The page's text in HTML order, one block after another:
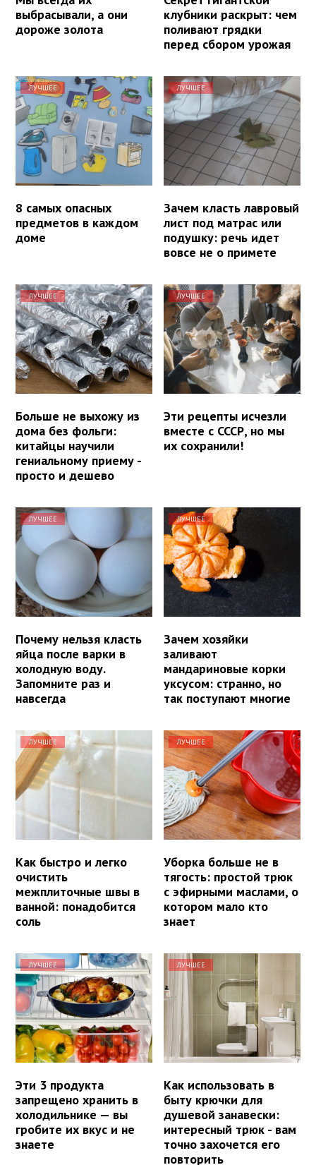
выбрасывали, а они
дороже золота
клубники раскрыт: чем
поливают грядки
перед сбором урожая
ЛУЧШЕЕ
8 самых опасных
предметов в каждом
доме
ЛУЧШЕЕ
Зачем класть лавровый
лист под матрас или
подушку: речь идет
вовсе не о примете
ЛУЧШЕЕ
Больше не выхожу из
дома без фольги:
китайцы научили
гениальному приему -
просто и дешево
ЛУЧШЕЕ
Эти рецепты исчезли
вместе с СССР, но мы
их сохранили!
ЛУЧШЕЕ
Почему нельзя класть
яйца после варки в
холодную воду.
Запомните раз и
навсегда
ЛУЧШЕЕ
Зачем хозяйки
заливают
мандариновые корки
уксусом: странно, но
так поступают многие
ЛУЧШЕЕ
Как быстро и легко
очистить
межплиточные швы в
ванной: понадобится
соль
ЛУЧШЕЕ
Уборка больше не в
тягость: простой трюк
с эфирными маслами, о
котором мало кто
знает
ЛУЧШЕЕ
Эти 3 продукта
запрещено хранить в
холодильнике — вы
гробите их вкус и не
знаете
ЛУЧШЕЕ
Как использовать в
быту крючки для
душевой занавески:
интересный трюк - вам
точно захочется его
повторить